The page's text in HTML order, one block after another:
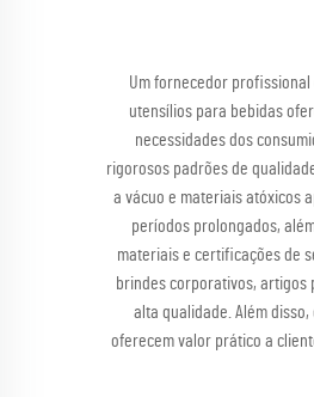
Um fornecedor
utensílios para bebidas
necessidades dos
rigorosos padrões de
a vácuo e materiais atóxicos
períodos prolongados,
materiais e certificações de
brindes corporativos, artigos
alta qualidade. Além
oferecem valor prático a